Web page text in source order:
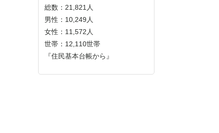
総数：21,821人
男性：10,249人
女性：11,572人
世帯：12,110世帯
『住民基本台帳から』